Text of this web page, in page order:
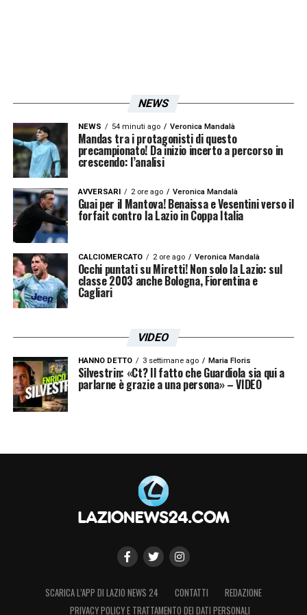
LA PLAYLIST DELLE NOSTRE TOP NEWS
NEWS
NEWS 54 minuti ago Veronica Mandalà
Mandas tra i protagonisti di questo
precampionato! Da inizio incerto a percorso in
crescendo: l’analisi
AVVERSARI 2 ore ago Veronica Mandalà
Guai per il Mantova! Benaissa e Vesentini verso il
forfait contro la Lazio in Coppa Italia
CALCIOMERCATO 2 ore ago Veronica Mandalà
Occhi puntati su Miretti! Non solo la Lazio: sul
classe 2003 anche Bologna, Fiorentina e
Cagliari
VIDEO
HANNO DETTO 3 settimane ago Maria Floris
Silvestrin: «Ct? Il fatto che Guardiola sia qui a
parlarne è grazie a una persona» – VIDEO
SCARICA L’APP DI LAZIO NEWS 24 CONTATTI
REDAZIONE
PRIVACY POLICY E TRATTAMENTO DEI DATI PERSONALI